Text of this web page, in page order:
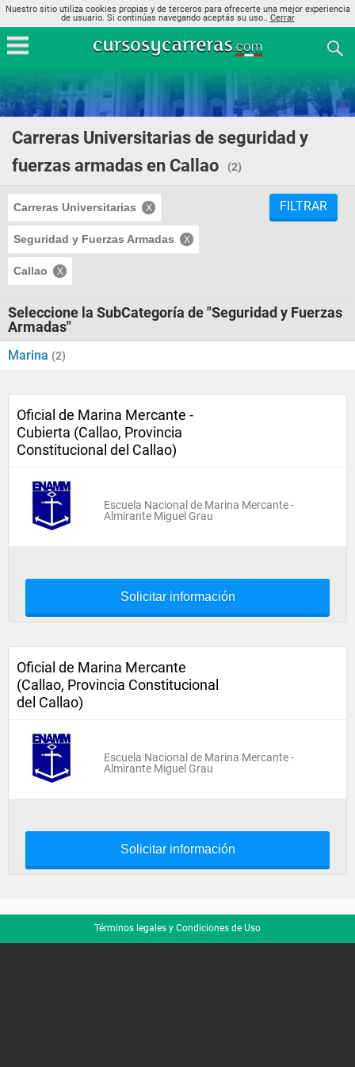
Nuestro sitio utiliza cookies propias y de terceros para ofrecerte una mejor experiencia
de usuario. Si continúas navegando aceptás su uso.. Cerrar
Carreras Universitarias de seguridad y
fuerzas armadas en Callao
(2)
Carreras Universitarias
Seguridad y Fuerzas Armadas
Callao
FILTRAR
Seleccione la SubCategoría de "Seguridad y Fuerzas
Armadas"
Marina (2)
Oficial de Marina Mercante -
Cubierta (Callao, Provincia
Constitucional del Callao)
Escuela Nacional de Marina Mercante -
Almirante Miguel Grau
Solicitar información
Oficial de Marina Mercante
(Callao, Provincia Constitucional
del Callao)
Escuela Nacional de Marina Mercante -
Almirante Miguel Grau
Solicitar información
Términos legales y Condiciones de Uso